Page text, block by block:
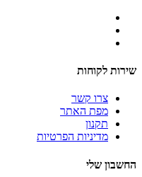
שירות לקוחות
צרו קשר
מפת האתר
תקנון
מדיניות הפרטיות
החשבון שלי